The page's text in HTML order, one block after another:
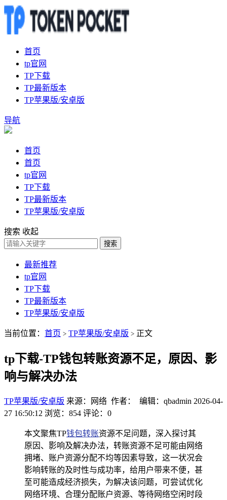
首页
tp官网
TP下载
TP最新版本
TP苹果版/安卓版
导航
首页
首页
tp官网
TP下载
TP最新版本
TP苹果版/安卓版
搜索 收起
搜索
最新推荐
tp官网
TP下载
TP最新版本
TP苹果版/安卓版
当前位置： 首页 > TP苹果版/安卓版 > 正文
tp下载-TP钱包转账资源不足，原因、影
响与解决办法
TP苹果版/安卓版 来源：网络 作者： 编辑：qbadmin 2026-04-
27 16:50:12 浏览：854 评论：0
本文聚焦TP钱包转账资源不足问题，深入探讨其
原因、影响及解决办法，转账资源不足可能由网络
拥堵、账户资源分配不均等因素导致，这一状况会
影响转账的及时性与成功率，给用户带来不便，甚
至可能造成经济损失，为解决该问题，可尝试优化
网络环境、合理分配账户资源、等待网络空闲时段